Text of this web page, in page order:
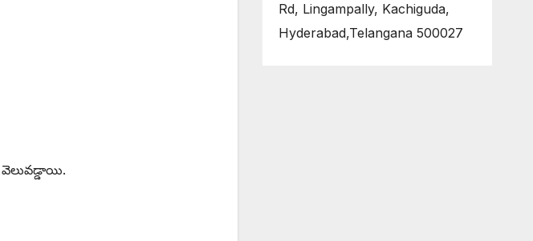
Rd, Lingampally, Kachiguda,
Hyderabad,Telangana 500027